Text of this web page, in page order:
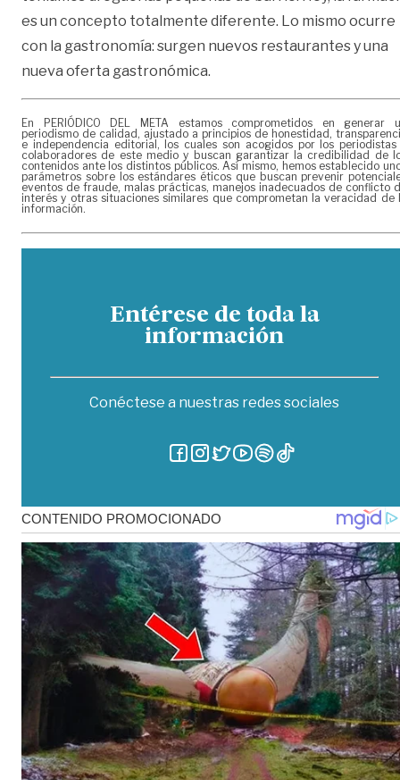
es un concepto totalmente diferente. Lo mismo ocurre
con la gastronomía: surgen nuevos restaurantes y una
nueva oferta gastronómica.
En PERIÓDICO DEL META estamos comprometidos en generar
periodismo de calidad, ajustado a principios de honestidad,
e independencia editorial, los cuales son acogidos por los periodistas
colaboradores de este medio y buscan garantizar la credibilidad de
contenidos ante los distintos públicos. Así mismo, hemos establecido
parámetros sobre los estándares éticos que buscan prevenir
eventos de fraude, malas prácticas, manejos inadecuados de conflicto
interés y otras situaciones similares que comprometan la veracidad de
información.
Entérese de toda la
información
Conéctese a nuestras redes sociales